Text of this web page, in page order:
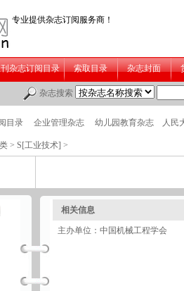
> S[工业技术] >
相关信息
主办单位：中国机械工程学会